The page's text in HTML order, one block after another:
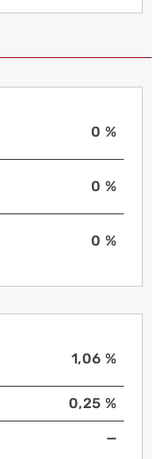
0 %
0 %
0 %
1,06 %
0,25 %
—